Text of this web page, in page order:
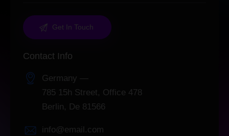
Contact Info
Germany —
785 15h Street, Office 478
Berlin, De 81566
info@email.com